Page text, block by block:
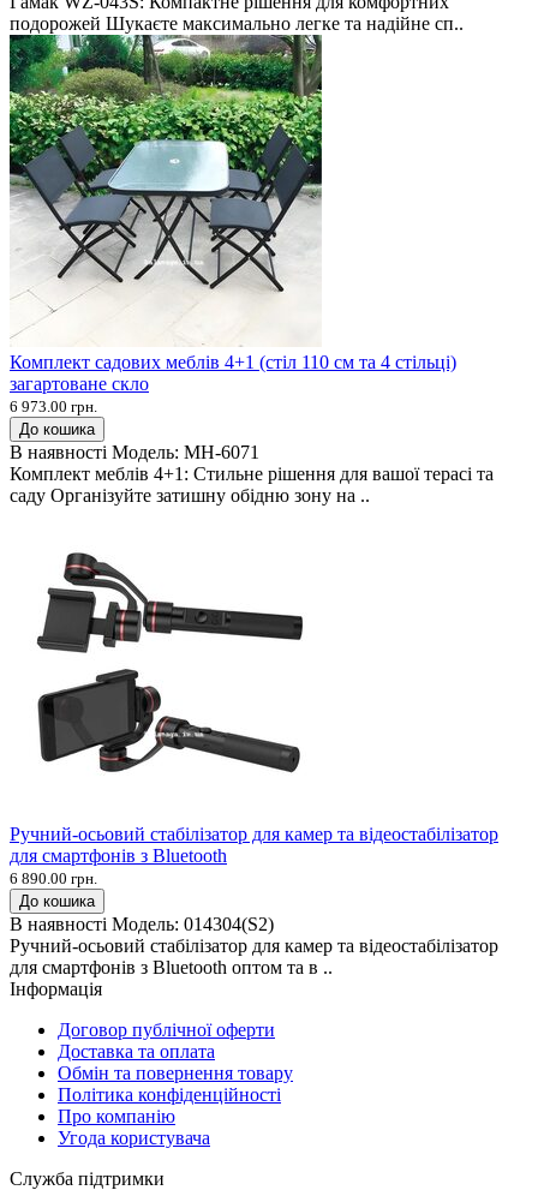
подорожей Шукаєте максимально легке та надійне сп..
Комплект садових меблів 4+1 (стіл 110 см та 4 стільці)
загартоване скло
6 973.00 грн.
До кошика
В наявності Модель: MH-6071
Комплект меблів 4+1: Стильне рішення для вашої терасі та
саду Організуйте затишну обідню зону на ..
Ручний-осьовий стабілізатор для камер та відеостабілізатор
для смартфонів з Bluetooth
6 890.00 грн.
До кошика
В наявності Модель: 014304(S2)
Ручний-осьовий стабілізатор для камер та відеостабілізатор
для смартфонів з Bluetooth оптом та в ..
Інформація
Договор публічної оферти
Доставка та оплата
Обмін та повернення товару
Політика конфіденційності
Про компанію
Угода користувача
Служба підтримки